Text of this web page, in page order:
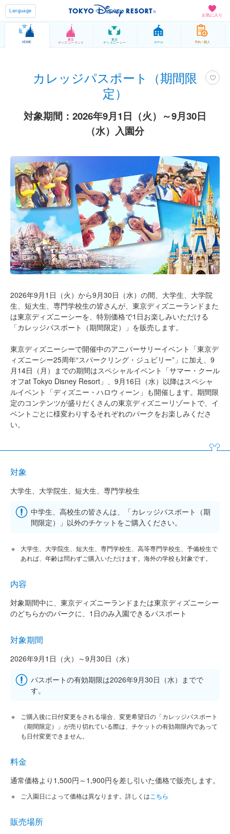
お気に入り
Language
HOME
東京
ディズニーランド
東京
ディズニーシー ホテル 予約 / 購入
カレッジパスポート（期間限
定）
対象期間：2026年9月1日（火）～9月30日
（水）入園分
2026年9月1日（火）から9月30日（水）の間、大学生、大学院
生、短大生、専門学校生の皆さんが、東京ディズニーランドまた
は東京ディズニーシーを、特別価格で1日お楽しみいただける
「カレッジパスポート（期間限定）」を販売します。
東京ディズニーシーで開催中のアニバーサリーイベント「東京デ
ィズニーシー25周年“スパークリング・ジュビリー”」に加え、9
月14日（月）までの期間はスペシャルイベント「サマー・クール
オフat Tokyo Disney Resort」、9月16日（水）以降はスペシャ
ルイベント「ディズニー・ハロウィーン」も開催します。期間限
定のコンテンツが盛りだくさんの東京ディズニーリゾートで、イ
ベントごとに様変わりするそれぞれのパークをお楽しみくださ
い。
対象
大学生、大学院生、短大生、専門学校生
中学生、高校生の皆さんは、「カレッジパスポート（期
間限定）」以外のチケットをご購入ください。
大学生、大学院生、短大生、専門学校生、高等専門学校生、予備校生で
あれば、年齢は問わずご購入いただけます。海外の学校も対象です。
内容
対象期間中に、東京ディズニーランドまたは東京ディズニーシー
のどちらかのパークに、1日のみ入園できるパスポート
対象期間
2026年9月1日（火）～9月30日（水）
パスポートの有効期限は2026年9月30日（水）までで
す。
ご購入後に日付変更をされる場合、変更希望日の「カレッジパスポート
（期間限定）」が売り切れている際は、チケットの有効期限内であって
も日付変更できません。
料金
通常価格より1,500円～1,900円を差し引いた価格で販売します。
ご入園日によって価格は異なります。詳しくは こちら
販売場所